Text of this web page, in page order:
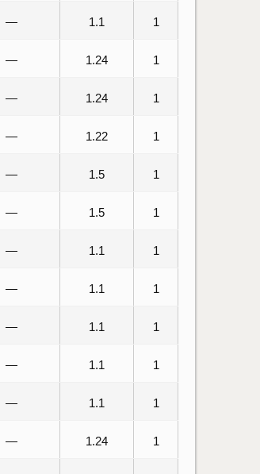
— 1.1 1
— 1.24 1
— 1.24 1
— 1.22 1
— 1.5 1
— 1.5 1
— 1.1 1
— 1.1 1
— 1.1 1
— 1.1 1
— 1.1 1
— 1.24 1